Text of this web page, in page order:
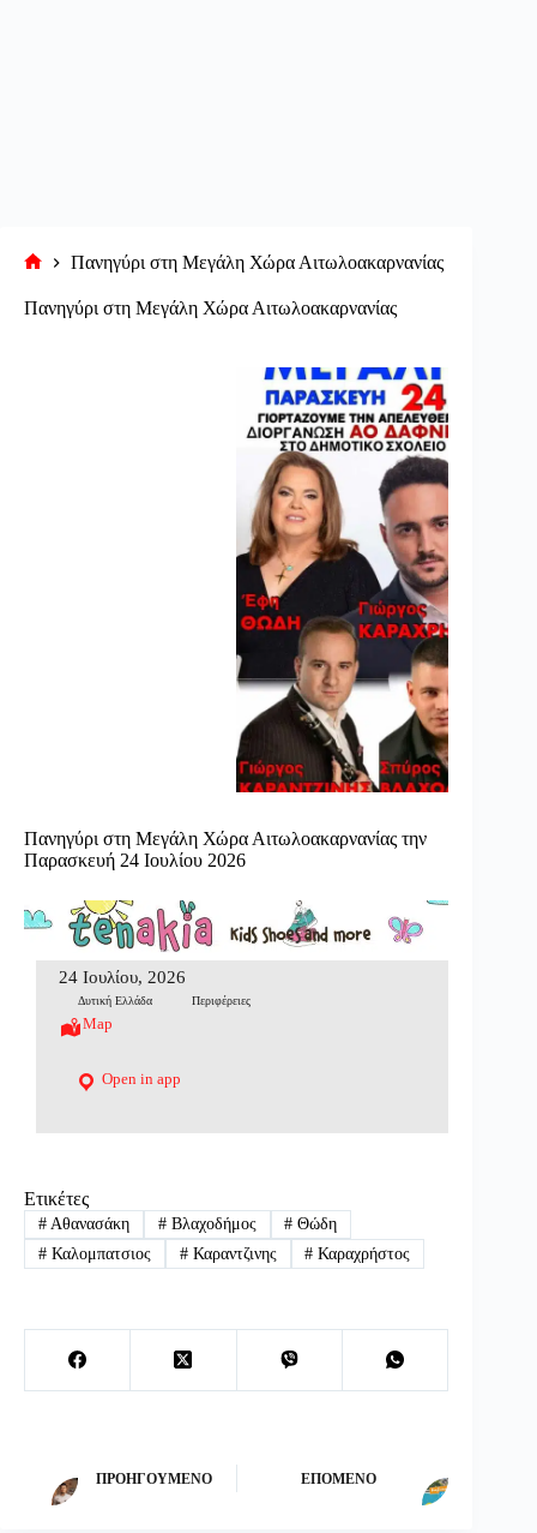
σελίδα
Πανηγύρι στη Μεγάλη Χώρα Αιτωλοακαρνανίας
Πανηγύρι στη Μεγάλη Χώρα Αιτωλοακαρνανίας
Πανηγύρι στη Μεγάλη Χώρα Αιτωλοακαρνανίας την
Παρασκευή 24 Ιουλίου 2026
24 Ιουλίου, 2026
Δυτική Ελλάδα Περιφέρειες
Map
Open in app
Ετικέτες
#Αθανασάκη #Βλαχοδήμος # Θώδη
#Καλομπατσιος #Καραντζινης # Καραχρήστος
ΠΡΟΗΓΟΎΜΕΝΟ ΕΠΌΜΕΝΟ